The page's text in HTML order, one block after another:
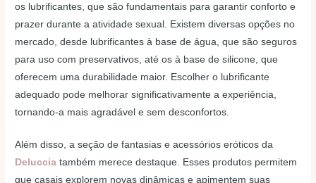
os lubrificantes, que são fundamentais para garantir conforto e
prazer durante a atividade sexual. Existem diversas opções no
mercado, desde lubrificantes à base de água, que são seguros
para uso com preservativos, até os à base de silicone, que
oferecem uma durabilidade maior. Escolher o lubrificante
adequado pode melhorar significativamente a experiência,
tornando-a mais agradável e sem desconfortos.
Além disso, a seção de fantasias e acessórios eróticos da
Deluccia também merece destaque. Esses produtos permitem
que casais explorem novas dinâmicas e apimentem suas